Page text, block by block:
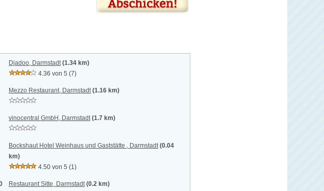
Djadoo, Darmstadt (1.34 km)
4.36 von 5 (7)
Mezzo Restaurant, Darmstadt (1.16 km)
vinocentral GmbH, Darmstadt (1.7 km)
Bockshaut Hotel Weinhaus und Gaststätte , Darmstadt (0.04
km)
4.50 von 5 (1)
Restaurant Sitte, Darmstadt (0.2 km)